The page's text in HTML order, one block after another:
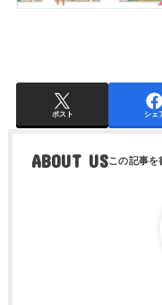
ポスト シェ
ABOUT US